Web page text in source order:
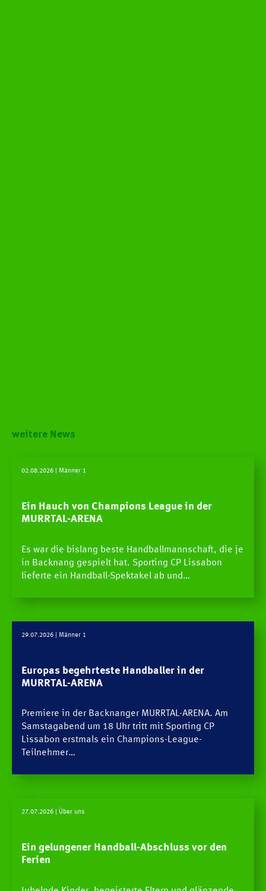
weitere News
02.08.2026 | Männer 1
Ein Hauch von Champions League in der
MURRTAL-ARENA
Es war die bislang beste Handballmannschaft, die je
in Backnang gespielt hat. Sporting CP Lissabon
lieferte ein Handball-Spektakel ab und…
29.07.2026 | Männer 1
Europas begehrteste Handballer in der
MURRTAL-ARENA
Premiere in der Backnanger MURRTAL-ARENA. Am
Samstagabend um 18 Uhr tritt mit Sporting CP
Lissabon erstmals ein Champions-League-
Teilnehmer…
27.07.2026 | Über uns
Ein gelungener Handball-Abschluss vor den
Ferien